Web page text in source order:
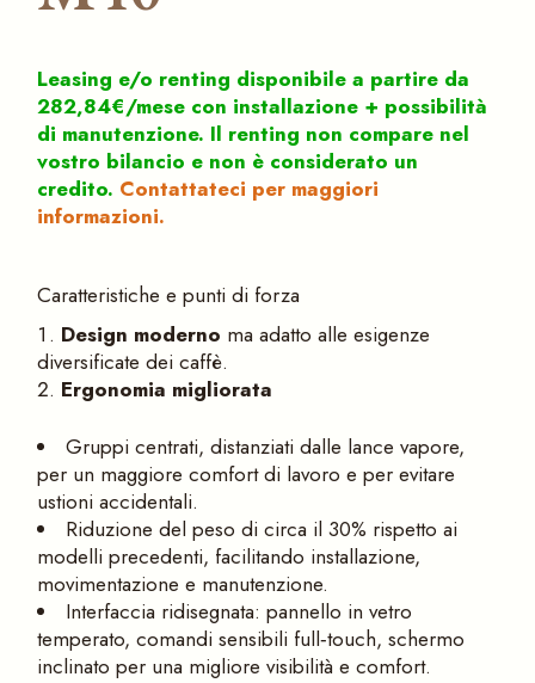
Leasing e/o renting disponibile a partire da
282,84€/mese con installazione + possibilità
di manutenzione. Il renting non compare nel
vostro bilancio e non è considerato un
credito. Contattateci per maggiori
informazioni.
Caratteristiche e punti di forza
Design moderno ma adatto alle esigenze
diversificate dei caffè.
Ergonomia migliorata
Gruppi centrati, distanziati dalle lance vapore,
per un maggiore comfort di lavoro e per evitare
ustioni accidentali.
Riduzione del peso di circa il 30% rispetto ai
modelli precedenti, facilitando installazione,
movimentazione e manutenzione.
Interfaccia ridisegnata: pannello in vetro
temperato, comandi sensibili full‑touch, schermo
inclinato per una migliore visibilità e comfort.